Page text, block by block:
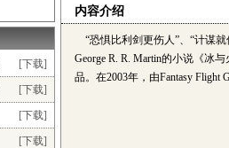
[下载]
[下载]
[下载]
[下载]
内容介绍
“恐惧比利剑更伤人”、“计谋
George R. R. Martin的小说《冰
品。在2003年，由Fantasy Flight